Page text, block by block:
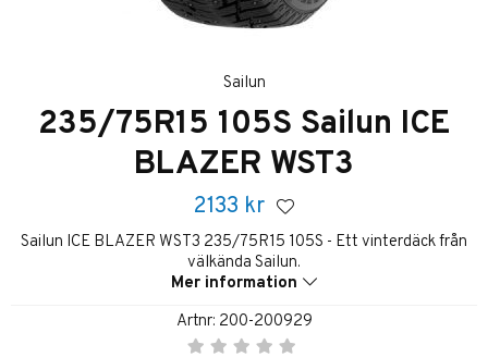
Sailun
235/75R15 105S Sailun ICE
BLAZER WST3
2133 kr
Sailun ICE BLAZER WST3 235/75R15 105S - Ett vinterdäck från
välkända Sailun.
Mer information
Artnr: 200-200929